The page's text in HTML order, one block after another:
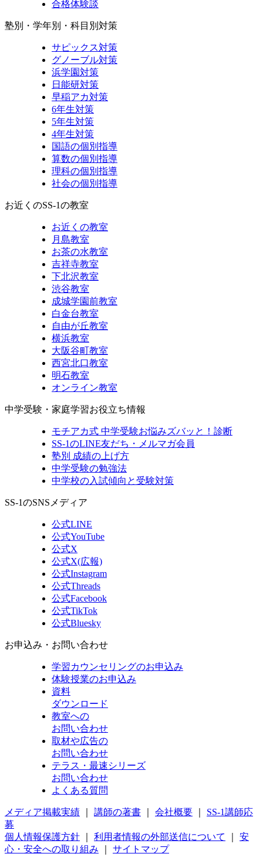
合格体験談
塾別・学年別・科目別対策
サピックス対策
グノーブル対策
浜学園対策
日能研対策
早稲アカ対策
6年生対策
5年生対策
4年生対策
国語の個別指導
算数の個別指導
理科の個別指導
社会の個別指導
お近くのSS-1の教室
お近くの教室
月島教室
お茶の水教室
吉祥寺教室
下北沢教室
渋谷教室
成城学園前教室
白金台教室
自由が丘教室
横浜教室
大阪谷町教室
西宮北口教室
明石教室
オンライン教室
中学受験・家庭学習お役立ち情報
モチアカ式 中学受験お悩みズバッと！診断
SS-1のLINE友だち・メルマガ会員
塾別 成績の上げ方
中学受験の勉強法
中学校の入試傾向と受験対策
SS-1のSNSメディア
公式LINE
公式YouTube
公式X
公式X(広報)
公式Instagram
公式Threads
公式Facebook
公式TikTok
公式Bluesky
お申込み・お問い合わせ
学習カウンセリングのお申込み
体験授業のお申込み
資料
ダウンロード
教室への
お問い合わせ
取材や広告の
お問い合わせ
テラス・最速シリーズ
お問い合わせ
よくある質問
メディア掲載実績 講師の著書 会社概要
SS-1講師応
募
個人情報保護方針
利用者情報の外部送信について
安
心・安全への取り組み
サイトマップ